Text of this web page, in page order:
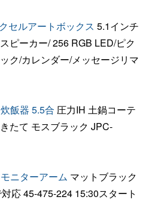
セルアートボックス 5.1インチ
ピーカー/ 256 RGB LED/ピク
ク/カレンダー/メッセージリマ
飯器 5.5合 圧力IH 土鍋コーテ
たて モスブラック JPC-
ニターアーム マットブラック
応 45-475-224 15:30スタート